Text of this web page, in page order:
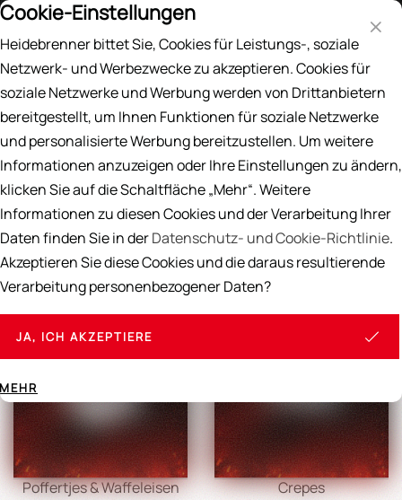
Preisliste
Suche
Home /CREPES, WAFFELN & WRAPS
CREPES, WAFFELN & WRAPS
Alle Produkte
Poffertjes & Waffeleisen Crepes
Cookie-Einstellungen
Heidebrenner bittet Sie, Cookies für Leistungs-, soziale
Netzwerk- und Werbezwecke zu akzeptieren. Cookies für
soziale Netzwerke und Werbung werden von Drittanbietern
bereitgestellt, um Ihnen Funktionen für soziale Netzwerke
und personalisierte Werbung bereitzustellen. Um weitere
Informationen anzuzeigen oder Ihre Einstellungen zu ändern,
klicken Sie auf die Schaltfläche „Mehr“. Weitere
Informationen zu diesen Cookies und der Verarbeitung Ihrer
Daten finden Sie in derDatenschutz- und Cookie-Richtlinie.
Akzeptieren Sie diese Cookies und die daraus resultierende
Verarbeitung personenbezogener Daten?
JA, ICH AKZEPTIERE
MEHR